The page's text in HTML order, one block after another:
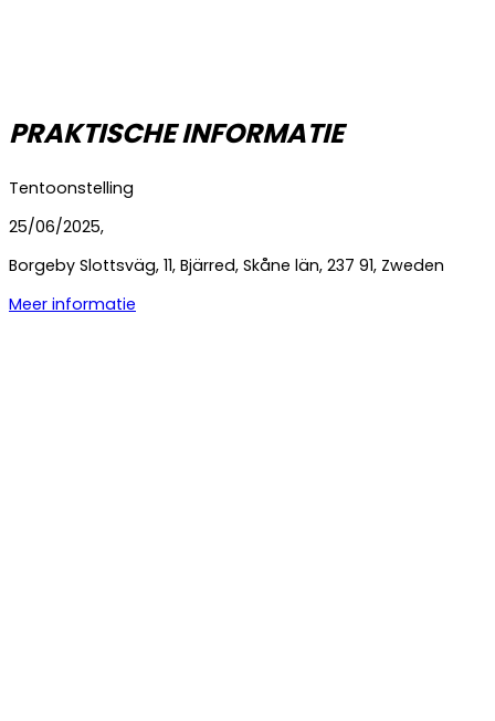
PRAKTISCHE INFORMATIE
Tentoonstelling
25/06/2025,
Borgeby Slottsväg, 11, Bjärred, Skåne län, 237 91, Zweden
Meer informatie